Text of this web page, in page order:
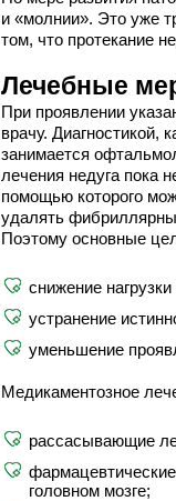
и «молнии». Это уже
том, что протекание
Лечебные
При проявлении
врачу. Диагностикой,
занимается
лечения недуга пока
помощью которого
удалять
Поэтому основные
снижение
устранение
уменьшение
Медикаментозное
рассасывающие
головном мозге;